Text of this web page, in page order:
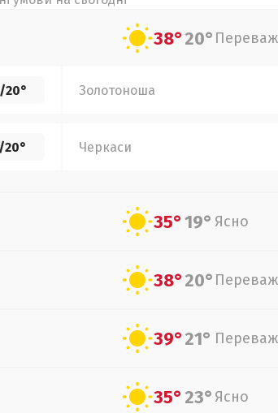
38°20°
/20° Золотоноша
/20° Черкаси
35°19° Ясно
38°20°
39°21°
35°23° Ясно